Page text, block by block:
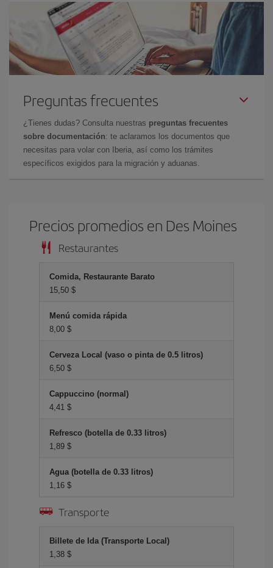
Preguntas frecuentes
¿Tienes dudas? Consulta nuestras preguntas frecuentes
sobre documentación: te aclaramos los documentos que
necesitas para volar con Iberia, así como los trámites
específicos exigidos para la migración y aduanas.
Precios promedios en Des Moines
Restaurantes
Comida, Restaurante Barato
15,50 $
Menú comida rápida
8,00 $
Cerveza Local (vaso o pinta de 0.5 litros)
6,50 $
Cappuccino (normal)
4,41 $
Refresco (botella de 0.33 litros)
1,89 $
Agua (botella de 0.33 litros)
1,16 $
Transporte
Billete de Ida (Transporte Local)
1,38 $